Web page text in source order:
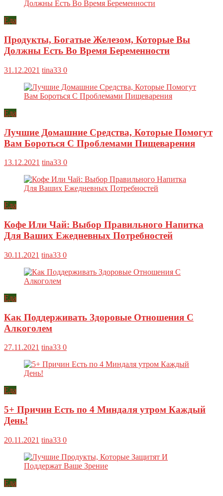
Еда
Продукты, Богатые Железом, Которые Вы
Должны Есть Во Время Беременности
31.12.2021 tina33 0
Еда
Лучшие Домашние Средства, Которые Помогут
Вам Бороться С Проблемами Пищеварения
13.12.2021 tina33 0
Еда
Кофе Или Чай: Выбор Правильного Напитка
Для Ваших Ежедневных Потребностей
30.11.2021 tina33 0
Еда
Как Поддерживать Здоровые Отношения С
Алкоголем
27.11.2021 tina33 0
Еда
5+ Причин Есть по 4 Миндаля утром Каждый
День!
20.11.2021 tina33 0
Еда